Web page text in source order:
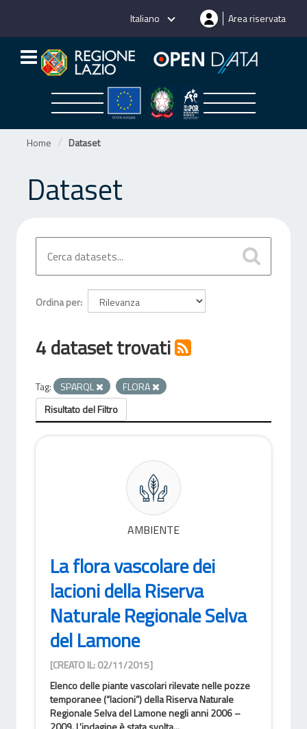
Italiano Area riservata
Home Dataset
Dataset
Ordina per
4 dataset trovati
Tag: SPARQL
FLORA
Risultato del Filtro
AMBIENTE
La flora vascolare dei
lacioni della Riserva
Naturale Regionale Selva
del Lamone
[CREATO IL: 02/11/2015]
Elenco delle piante vascolari rilevate nelle pozze
temporanee (“lacioni”) della Riserva Naturale
Regionale Selva del Lamone negli anni 2006 –